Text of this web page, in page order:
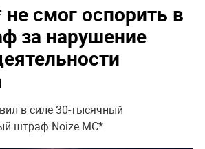
смог оспорить в
за нарушение
в силе 30-тысячный
штраф Noize MC*